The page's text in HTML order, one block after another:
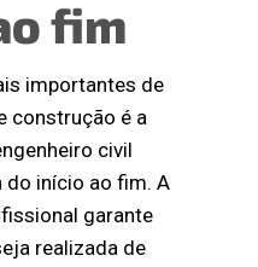
fim
importantes de
construção é a
civil
do início ao fim. A
garante
realizada de